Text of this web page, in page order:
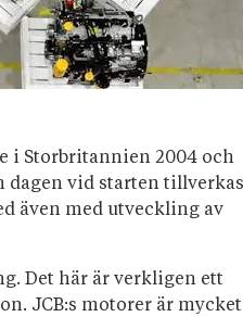
i Storbritannien 2004 och
dagen vid starten tillverkas
även med utveckling av
Det här är verkligen ett
JCB:s motorer är mycket